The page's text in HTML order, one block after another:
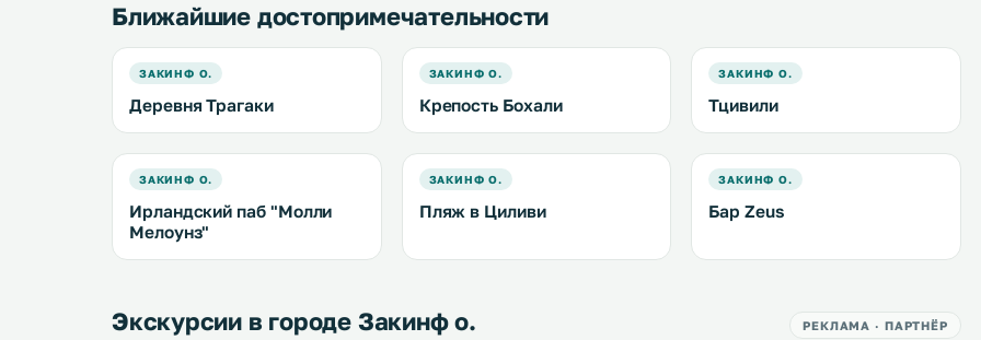
Ближайшие достопримечательности
ЗАКИНФ О.
Деревня Трагаки
ЗАКИНФ О.
Крепость Бохали
ЗАКИНФ О.
Тцивили
ЗАКИНФ О.
Ирландский паб "Молли
Мелоунз"
ЗАКИНФ О.
Пляж в Циливи
ЗАКИНФ О.
Бар Zeus
Экскурсии в городе Закинф о. РЕКЛАМА · ПАРТНЁР